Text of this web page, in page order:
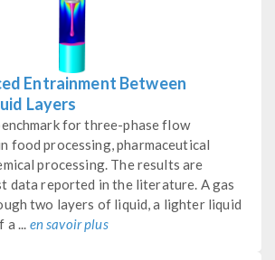
Entrainment Between
Layers
for three-phase flow
food processing, pharmaceutical
processing. The results are
data reported in the literature. A gas
two layers of liquid, a lighter liquid
a ... en savoir plus